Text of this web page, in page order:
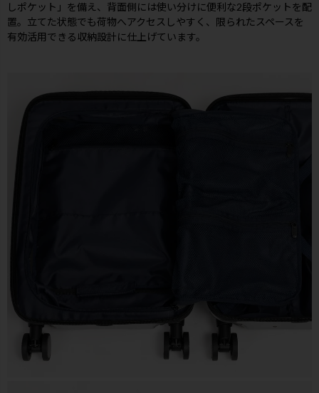
しポケット」を備え、背面側には使い分けに便利な2段ポケットを配
置。立てた状態でも荷物へアクセスしやすく、限られたスペースを
有効活用できる収納設計に仕上げています。